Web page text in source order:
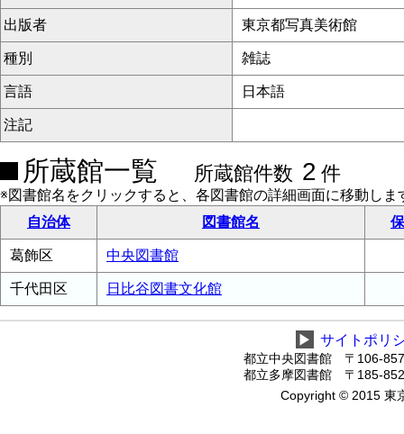
出版者 東京都写真美術館
種別 雑誌
言語 日本語
注記
所蔵館一覧 所蔵館件数 2 件
※図書館名をクリックすると、各図書館の詳細画面に移動しま
自治体
図書館名
葛飾区 中央図書館
千代田区 日比谷図書文化館
▶ サイトポリ
都立中央図書館 〒106-
都立多摩図書館 〒185-
Copyright © 2015 東